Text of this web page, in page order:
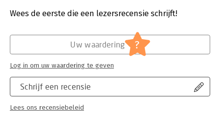
gaat over het voorkomen van te veel
zelfs doen
Wees de eerste die een lezersrecensie schrijft!
Schrijf een recensie
Lees ons recensiebeleid
Uw waardering ?
Log in om uw waardering te geven